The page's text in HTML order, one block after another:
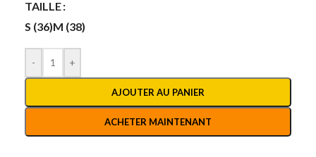
TAILLE
S (36)M (38)
- +
AJOUTER AU PANIER
ACHETER MAINTENANT